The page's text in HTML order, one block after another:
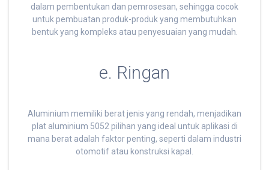
dalam pembentukan dan pemrosesan, sehingga cocok
untuk pembuatan produk-produk yang membutuhkan
bentuk yang kompleks atau penyesuaian yang mudah.
e. Ringan
Aluminium memiliki berat jenis yang rendah, menjadikan
plat aluminium 5052 pilihan yang ideal untuk aplikasi di
mana berat adalah faktor penting, seperti dalam industri
otomotif atau konstruksi kapal.